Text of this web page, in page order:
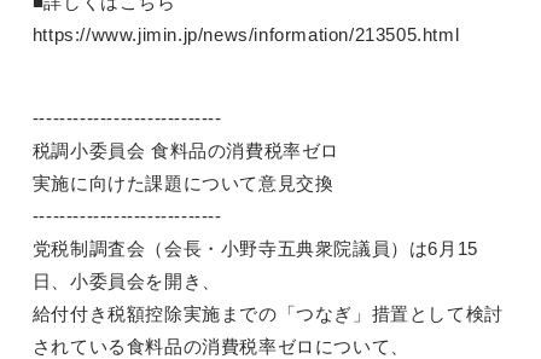
https://www.jimin.jp/news/information/213505.html
----------------------------
税調小委員会 食料品の消費税率ゼロ
実施に向けた課題について意見交換
----------------------------
党税制調査会（会長・小野寺五典衆院議員）は6月15
日、小委員会を開き、
給付付き税額控除実施までの「つなぎ」措置として検討
されている食料品の消費税率ゼロについて、